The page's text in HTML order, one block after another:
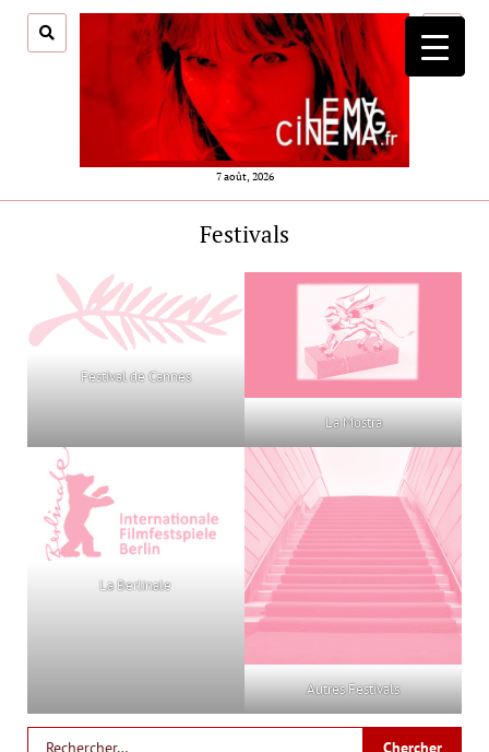
7 août, 2026
menu
Festivals
Festival de Cannes
La Mostra
La Berlinale
Autres Festivals